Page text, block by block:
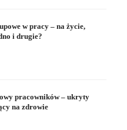
w pracy – na życie,
i drugie?
pracowników – ukryty
na zdrowie